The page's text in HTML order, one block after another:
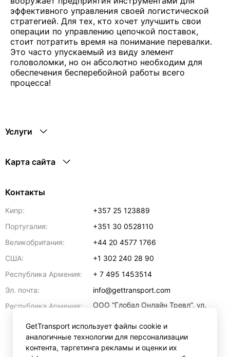
эффективного управления своей логистической
стратегией. Для тех, кто хочет улучшить свои
операции по управлению цепочкой поставок,
стоит потратить время на понимание перевалки.
Это часто упускаемый из виду элемент
головоломки, но он абсолютно необходим для
обеспечения бесперебойной работы всего
процесса!
Услуги
Карта сайта
Контакты
Кипр:
+357 25 123889
Португалия:
+351 30 0528110
Великобритания:
+44 20 4577 1766
США:
+1 302 240 28 90
Республика Армения:
+ 7 495 1453514
Эл. почта:
info@gettransport.com
Республика Армения:
ООО “Глобал Онлайн Тревл”, ул.
регистрационный номер
271.110.1183229, РНН 00238516
Ереван 0070
GetTransport использует файлы cookie и
аналогичные технологии для персонализации
контента, таргетинга рекламы и оценки их